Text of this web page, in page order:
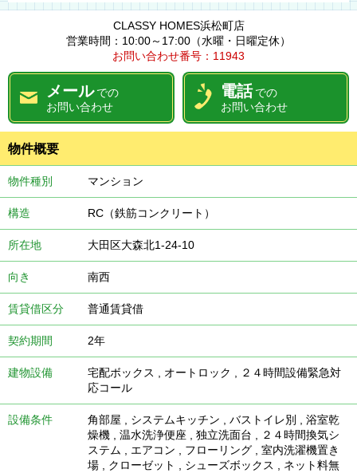
CLASSY HOMES浜松町店
営業時間：10:00～17:00（水曜・日曜定休）
お問い合わせ番号：11943
メール での
お問い合わせ
電話 での
お問い合わせ
物件概要
物件種別 マンション
構造 RC（鉄筋コンクリート）
所在地 大田区大森北1-24-10
向き 南西
賃貸借区分 普通賃貸借
契約期間 2年
建物設備 宅配ボックス オートロック
２４時間設備緊急対
応コール
設備条件 角部屋 システムキッチン バストイレ別
浴室乾
燥機
温水洗浄便座 独立洗面台
２４時間換気シ
ステム
エアコン フローリング
室内洗濯機置き
場
クローゼット シューズボックス
ネット料無